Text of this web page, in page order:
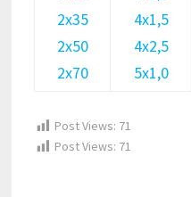
2х35
2х50
2х70
4х1,5
4х2,5
5х1,0
Post Views: 71
Post Views: 71